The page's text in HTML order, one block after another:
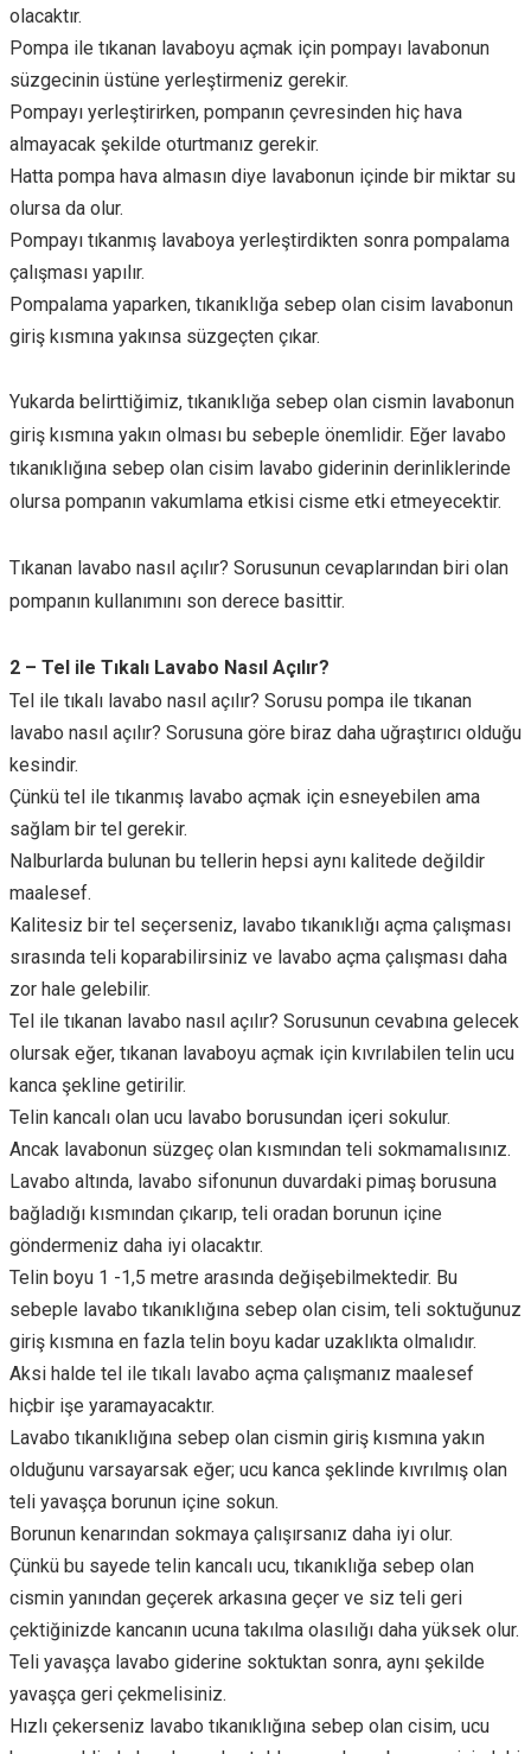
olacaktır.
Pompa ile tıkanan lavaboyu açmak için pompayı lavabonun
süzgecinin üstüne yerleştirmeniz gerekir.
Pompayı yerleştirirken, pompanın çevresinden hiç hava
almayacak şekilde oturtmanız gerekir.
Hatta pompa hava almasın diye lavabonun içinde bir miktar su
olursa da olur.
Pompayı tıkanmış lavaboya yerleştirdikten sonra pompalama
çalışması yapılır.
Pompalama yaparken, tıkanıklığa sebep olan cisim lavabonun
giriş kısmına yakınsa süzgeçten çıkar.
Yukarda belirttiğimiz, tıkanıklığa sebep olan cismin lavabonun
giriş kısmına yakın olması bu sebeple önemlidir. Eğer lavabo
tıkanıklığına sebep olan cisim lavabo giderinin derinliklerinde
olursa pompanın vakumlama etkisi cisme etki etmeyecektir.
Tıkanan lavabo nasıl açılır? Sorusunun cevaplarından biri olan
pompanın kullanımını son derece basittir.
2 – Tel ile Tıkalı Lavabo Nasıl Açılır?
Tel ile tıkalı lavabo nasıl açılır? Sorusu pompa ile tıkanan
lavabo nasıl açılır? Sorusuna göre biraz daha uğraştırıcı olduğu
kesindir.
Çünkü tel ile tıkanmış lavabo açmak için esneyebilen ama
sağlam bir tel gerekir.
Nalburlarda bulunan bu tellerin hepsi aynı kalitede değildir
maalesef.
Kalitesiz bir tel seçerseniz, lavabo tıkanıklığı açma çalışması
sırasında teli koparabilirsiniz ve lavabo açma çalışması daha
zor hale gelebilir.
Tel ile tıkanan lavabo nasıl açılır? Sorusunun cevabına gelecek
olursak eğer, tıkanan lavaboyu açmak için kıvrılabilen telin ucu
kanca şekline getirilir.
Telin kancalı olan ucu lavabo borusundan içeri sokulur.
Ancak lavabonun süzgeç olan kısmından teli sokmamalısınız.
Lavabo altında, lavabo sifonunun duvardaki pimaş borusuna
bağladığı kısmından çıkarıp, teli oradan borunun içine
göndermeniz daha iyi olacaktır.
Telin boyu 1 -1,5 metre arasında değişebilmektedir. Bu
sebeple lavabo tıkanıklığına sebep olan cisim, teli soktuğunuz
giriş kısmına en fazla telin boyu kadar uzaklıkta olmalıdır.
Aksi halde tel ile tıkalı lavabo açma çalışmanız maalesef
hiçbir işe yaramayacaktır.
Lavabo tıkanıklığına sebep olan cismin giriş kısmına yakın
olduğunu varsayarsak eğer; ucu kanca şeklinde kıvrılmış olan
teli yavaşça borunun içine sokun.
Borunun kenarından sokmaya çalışırsanız daha iyi olur.
Çünkü bu sayede telin kancalı ucu, tıkanıklığa sebep olan
cismin yanından geçerek arkasına geçer ve siz teli geri
çektiğinizde kancanın ucuna takılma olasılığı daha yüksek olur.
Teli yavaşça lavabo giderine soktuktan sonra, aynı şekilde
yavaşça geri çekmelisiniz.
Hızlı çekerseniz lavabo tıkanıklığına sebep olan cisim, ucu